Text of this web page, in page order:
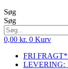
Søg
Søg
0,00 kr. 0 Kurv
FRI
LEVERING: